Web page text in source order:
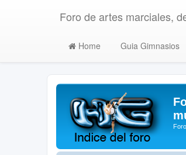
Foro de artes marciales,
Home Guia Gimnasios